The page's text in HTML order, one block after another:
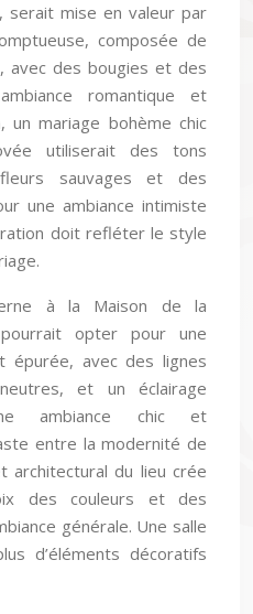
serait mise en valeur par
composée de
avec des bougies et des
romantique et
un mariage bohème chic
utiliserait des tons
sauvages et des
une ambiance intimiste
doit refléter le style
à la Maison de la
opter pour une
épurée, avec des lignes
et un éclairage
ambiance chic et
entre la modernité de
architectural du lieu crée
des couleurs et des
générale. Une salle
d’éléments décoratifs